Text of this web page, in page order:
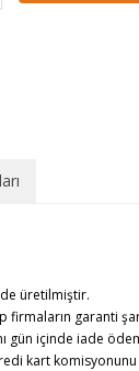
üretilmiştir.
firmaların garanti
gün içinde iade
kart